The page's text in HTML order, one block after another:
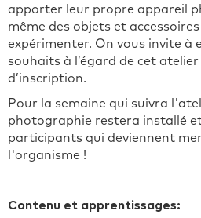
apporter leur propre appareil
même des objets et
expérimenter. On vous invite à
souhaits à l’égard de cet
d’inscription.
Pour la semaine qui suivra
photographie restera installé
participants qui deviennent
l'organisme !
Contenu et apprentissages: